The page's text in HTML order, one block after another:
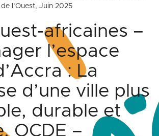
l’Ouest, Juin 2025
africaines –
l’espace
: La
d’une ville plus
durable et
OCDE –